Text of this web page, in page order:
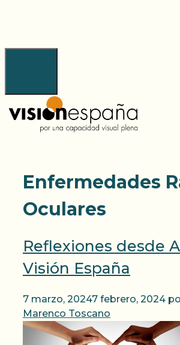
Enfermedades
Oculares
Reflexiones desde
Visión España
7 marzo, 20247 febrero, 2024
Marenco Toscano